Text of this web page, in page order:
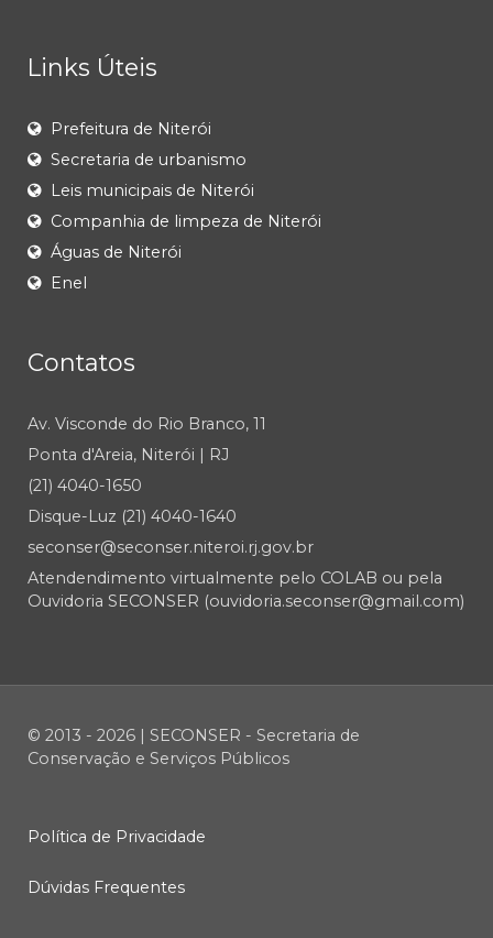
Links Úteis
Prefeitura de Niterói
Secretaria de urbanismo
Leis municipais de Niterói
Companhia de limpeza de Niterói
Águas de Niterói
Enel
Contatos
Av. Visconde do Rio Branco, 11
Ponta d'Areia, Niterói | RJ
(21) 4040-1650
Disque-Luz (21) 4040-1640
seconser@seconser.niteroi.rj.gov.br
Atendendimento virtualmente pelo COLAB ou pela
Ouvidoria SECONSER (ouvidoria.seconser@gmail.com)
© 2013 - 2026 | SECONSER - Secretaria de
Conservação e Serviços Públicos
Política de Privacidade
Dúvidas Frequentes